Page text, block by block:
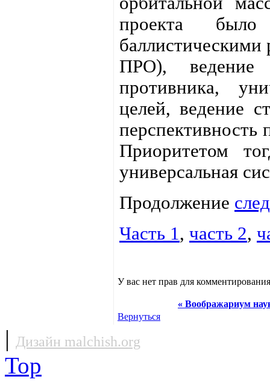
проекта
ПРО),
противника,
целей, ведение
перспективность
Приоритетом
универсальная
Продолжение
Часть 1, часть 2,
У вас нет прав для
« Воображариум
Вернуться
| Дизайн malchish.org
Top